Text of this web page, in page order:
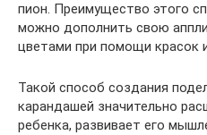
пион. Преимущество этого
можно дополнить свою
цветами при помощи красок
Такой способ создания
карандашей значительно
ребенка, развивает его